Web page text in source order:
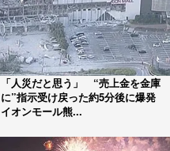
「人災だと思う」 “売上金を金庫
に”指示受け戻った約5分後に爆発
イオンモール熊...